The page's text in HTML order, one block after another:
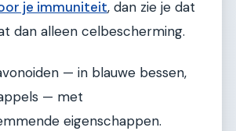
je immuniteit, dan zie je dat
dan alleen celbescherming.
— in blauwe bessen,
— met
eigenschappen.